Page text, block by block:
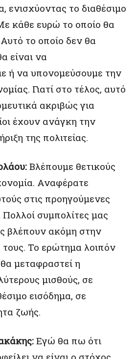
ενισχύοντας το διαθέσιμο
κάθε ευρώ το οποίο θα
Αυτό το οποίο δεν θα
είναι να
ή να υπονομεύσουμε την
Γιατί στο τέλος, αυτό
ακριβώς για
έχουν ανάγκη την
της πολιτείας.
Βλέπουμε θετικούς
Αναφέρατε
στις προηγούμενες
συμπολίτες μας
βλέπουν ακόμη στην
τους. Το ερώτημα λοιπόν
μεταφραστεί η
μισθούς, σε
εισόδημα, σε
ζωής.
Εγώ θα πω ότι